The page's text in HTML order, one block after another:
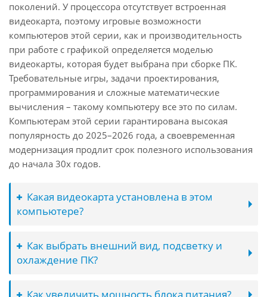
поколений. У процессора отсутствует встроенная
видеокарта, поэтому игровые возможности
компьютеров этой серии, как и производительность
при работе с графикой определяется моделью
видеокарты, которая будет выбрана при сборке ПК.
Требовательные игры, задачи проектирования,
программирования и сложные математические
вычисления – такому компьютеру все это по силам.
Компьютерам этой серии гарантирована высокая
популярность до 2025–2026 года, а своевременная
модернизация продлит срок полезного использования
до начала 30х годов.
Какая видеокарта установлена в этом
компьютере?
Как выбрать внешний вид, подсветку и
охлаждение ПК?